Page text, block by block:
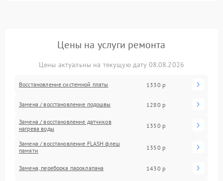
Цены на услуги ремонта
Цены актуальны на текущую дату 08.08.2026
Восстановление системной платы 1330 р
Замена / восстановление подошвы 1280 р
Замена / восстановление датчиков
нагрева воды
1350 р
Замена / восстановление FLASH флеш
памяти
1350 р
Замена, переборка пароклапана 1430 р